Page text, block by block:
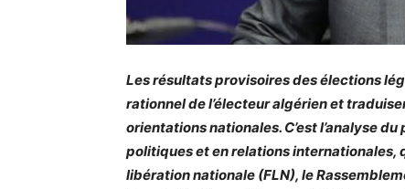
Les résultats provisoires des élections
rationnel de l’électeur algérien et
orientations nationales. C’est l’analyse
politiques et en relations internationales,
libération nationale (FLN), le